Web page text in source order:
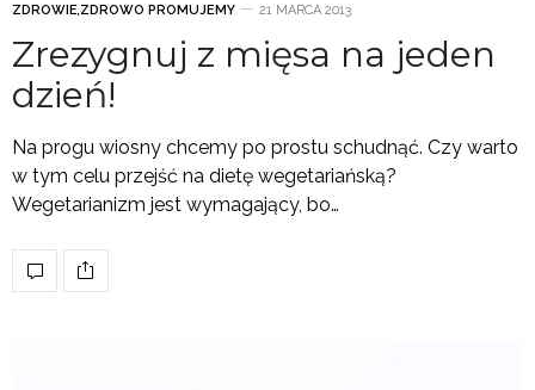
ZDROWIE,ZDROWO PROMUJEMY 21 MARCA 2013
Zrezygnuj z mięsa na jeden
dzień!
Na progu wiosny chcemy po prostu schudnąć. Czy warto
w tym celu przejść na dietę wegetariańską?
Wegetarianizm jest wymagający, bo…